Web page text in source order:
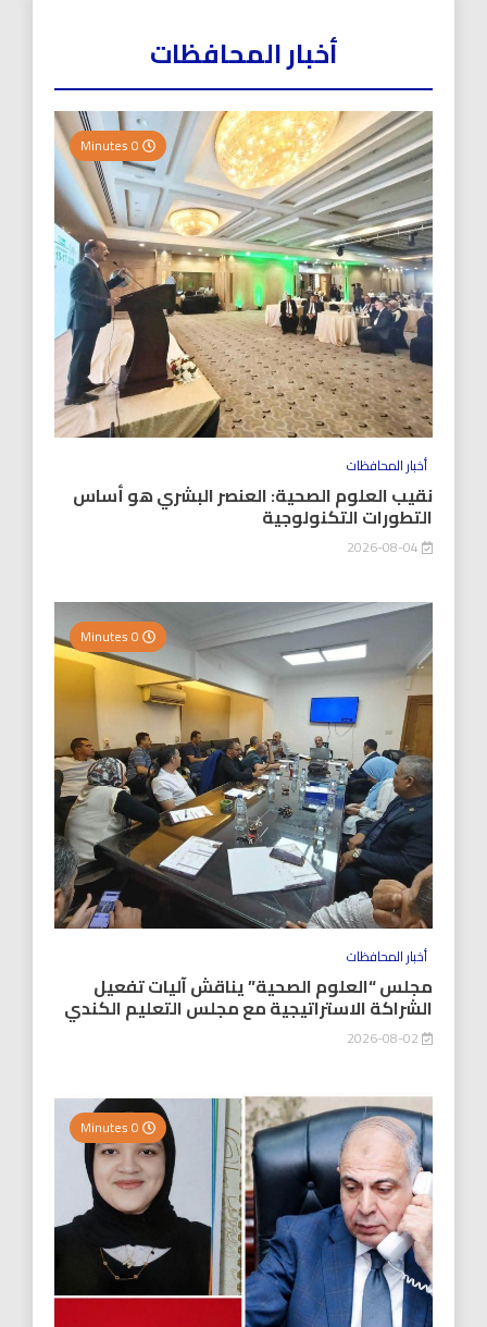
أخبار المحافظات
أخبار المحافظات
نقيب العلوم الصحية: العنصر البشري هو أساس
التطورات التكنولوجية
أخبار المحافظات
مجلس “العلوم الصحية” يناقش آليات تفعيل
الشراكة الاستراتيجية مع مجلس التعليم الكندي